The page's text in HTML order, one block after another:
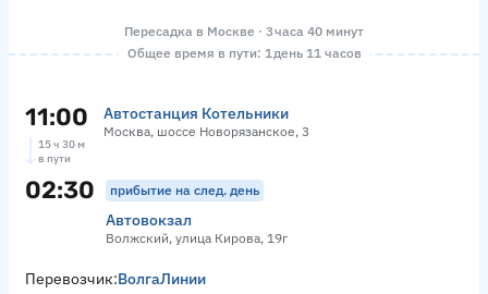
Пересадка в Москве · 3 часа 40 минут
Общее время в пути: 1 день 11 часов
11:00 Автостанция Котельники
Москва, шоссе Новорязанское, 3
15 ч 30 м
в пути
02:30 прибытие на след. день
Автовокзал
Волжский, улица Кирова, 19г
Перевозчик:ВолгаЛинии